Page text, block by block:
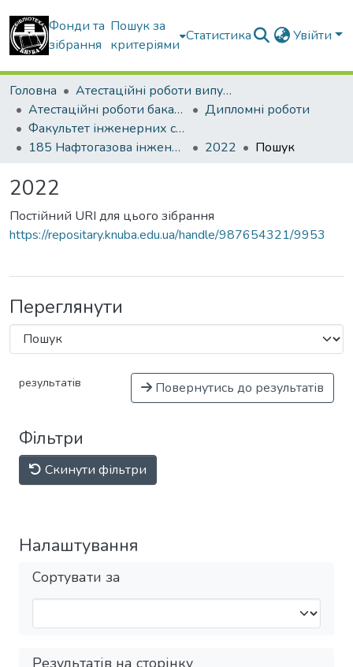
Фонди та
зібрання
Пошук за
критеріями
Статистика Увійти
Головна
Атестаційні роботи випускників
Атестаційні роботи бакалаврів
Дипломні роботи
Факультет інженерних систем та екології
185 Нафтогазова інженерія та технології
2022 Пошук
2022
Постійний URI для цього зібрання
https://repositary.knuba.edu.ua/handle/987654321/9953
Переглянути
результатів Повернутись до результатів
Фільтри
Скинути фільтри
Налаштування
Сортувати за
Результатів на сторінку